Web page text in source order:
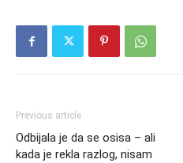
Previous article
Odbijala je da se osisa – ali
kada je rekla razlog, nisam